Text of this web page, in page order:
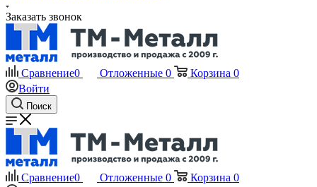
Заказать звонок
Сравнение0 Отложенные 0 Корзина 0
Войти
Поиск
Сравнение0 Отложенные 0 Корзина 0